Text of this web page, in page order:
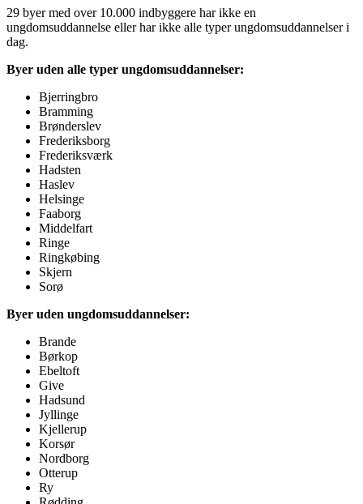
29 byer med over 10.000 indbyggere har ikke en
ungdomsuddannelse eller har ikke alle typer ungdomsuddannelser i
dag.
Byer uden alle typer ungdomsuddannelser:
Bjerringbro
Bramming
Brønderslev
Frederiksborg
Frederiksværk
Hadsten
Haslev
Helsinge
Faaborg
Middelfart
Ringe
Ringkøbing
Skjern
Sorø
Byer uden ungdomsuddannelser:
Brande
Børkop
Ebeltoft
Give
Hadsund
Jyllinge
Kjellerup
Korsør
Nordborg
Otterup
Ry